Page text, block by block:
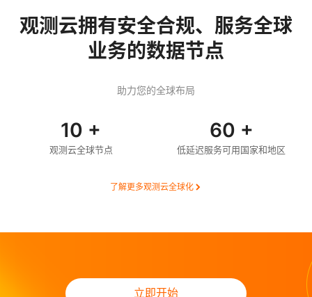
观测云拥有安全合规、服务全球
业务的数据节点
助力您的全球布局
10 +
观测云全球节点
60 +
低延迟服务可用国家和地区
了解更多观测云全球化
立即开始